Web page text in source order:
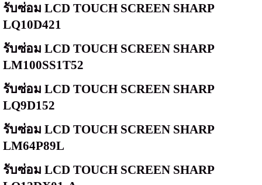
รับซ่อม LCD TOUCH SCREEN SHARP
LQ10D421
รับซ่อม LCD TOUCH SCREEN SHARP
LM100SS1T52
รับซ่อม LCD TOUCH SCREEN SHARP
LQ9D152
รับซ่อม LCD TOUCH SCREEN SHARP
LM64P89L
รับซ่อม LCD TOUCH SCREEN SHARP